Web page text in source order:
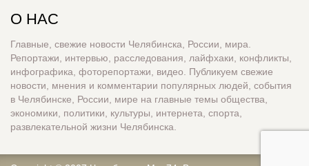
О НАС
Главные, свежие новости Челябинска, России, мира.
Репортажи, интервью, расследования, лайфхаки, конфликты,
инфографика, фоторепортажи, видео. Публикуем свежие
новости, мнения и комментарии популярных людей, события
в Челябинске, России, мире на главные темы общества,
экономики, политики, культуры, интернета, спорта,
развлекательной жизни Челябинска.